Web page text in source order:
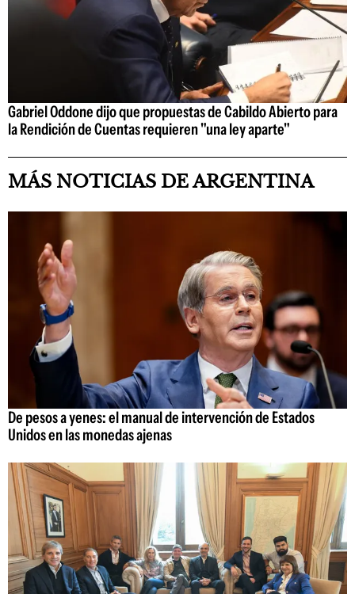
Gabriel Oddone dijo que propuestas de Cabildo Abierto para
la Rendición de Cuentas requieren "una ley aparte"
MÁS NOTICIAS DE ARGENTINA
De pesos a yenes: el manual de intervención de Estados
Unidos en las monedas ajenas